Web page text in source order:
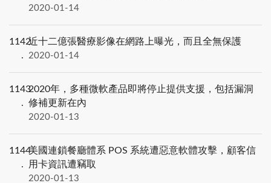
2020-01-14
1142近十二億張醫療影像在網路上曝光，而且全無保護
2020-01-14
11432020年，多種微軟產品即將停止提供支援，包括漏洞
修補更新在內
2020-01-13
1144美國連鎖餐廳體系 POS 系統遭惡意軟體攻擊，顧客信
用卡資訊遭竊取
2020-01-13